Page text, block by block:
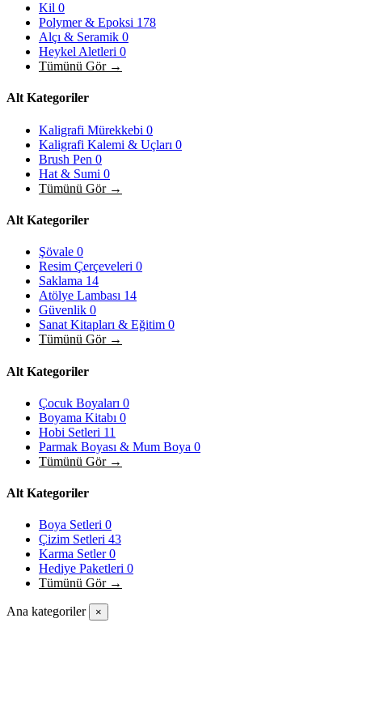
Kil 0
Polymer & Epoksi 178
Alçı & Seramik 0
Heykel Aletleri 0
Tümünü Gör →
Alt Kategoriler
Kaligrafi Mürekkebi 0
Kaligrafi Kalemi & Uçları 0
Brush Pen 0
Hat & Sumi 0
Tümünü Gör →
Alt Kategoriler
Şövale 0
Resim Çerçeveleri 0
Saklama 14
Atölye Lambası 14
Güvenlik 0
Sanat Kitapları & Eğitim 0
Tümünü Gör →
Alt Kategoriler
Çocuk Boyaları 0
Boyama Kitabı 0
Hobi Setleri 11
Parmak Boyası & Mum Boya 0
Tümünü Gör →
Alt Kategoriler
Boya Setleri 0
Çizim Setleri 43
Karma Setler0
Hediye Paketleri 0
Tümünü Gör →
Ana kategoriler ×